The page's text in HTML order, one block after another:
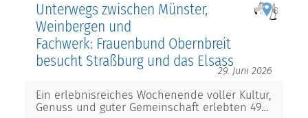
Unterwegs zwischen Münster,
Weinbergen und
Fachwerk: Frauenbund Obernbreit
besucht Straßburg und das Elsass
29. Juni 2026
Ein erlebnisreiches Wochenende voller Kultur,
Genuss und guter Gemeinschaft erlebten 49…